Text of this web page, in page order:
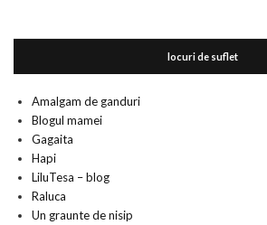
locuri de suflet
Amalgam de ganduri
Blogul mamei
Gagaita
Hapi
LiluTesa – blog
Raluca
Un graunte de nisip